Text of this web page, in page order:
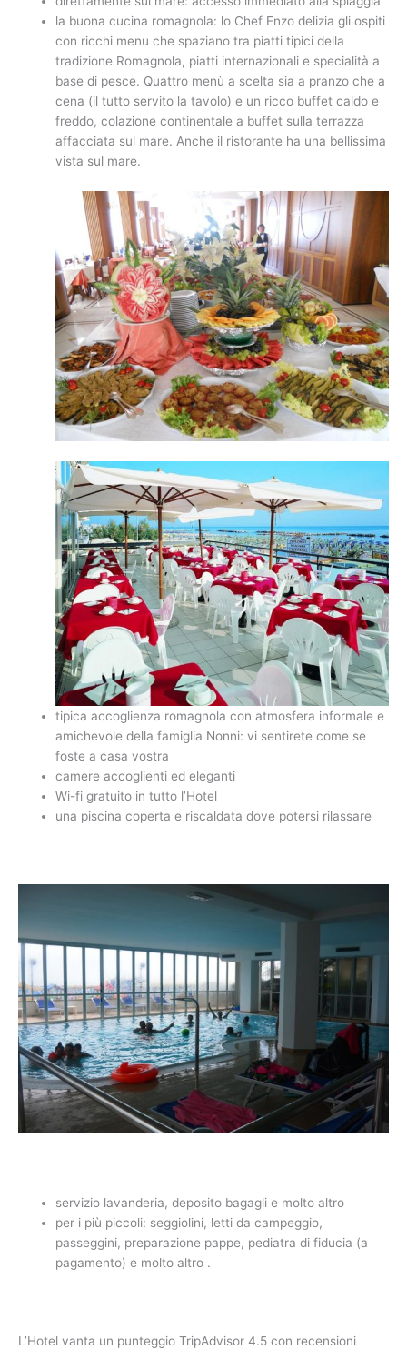
la buona cucina romagnola: lo Chef Enzo delizia gli ospiti
con ricchi menu che spaziano tra piatti tipici della
tradizione Romagnola, piatti internazionali e specialità a
base di pesce. Quattro menù a scelta sia a pranzo che a
cena (il tutto servito la tavolo) e un ricco buffet caldo e
freddo, colazione continentale a buffet sulla terrazza
affacciata sul mare. Anche il ristorante ha una bellissima
vista sul mare.
tipica accoglienza romagnola con atmosfera informale e
amichevole della famiglia Nonni: vi sentirete come se
foste a casa vostra
camere accoglienti ed eleganti
Wi-fi gratuito in tutto l’Hotel
una piscina coperta e riscaldata dove potersi rilassare
servizio lavanderia, deposito bagagli e molto altro
per i più piccoli: seggiolini, letti da campeggio,
passeggini, preparazione pappe, pediatra di fiducia (a
pagamento) e molto altro .
L’Hotel vanta un punteggio TripAdvisor 4.5 con recensioni